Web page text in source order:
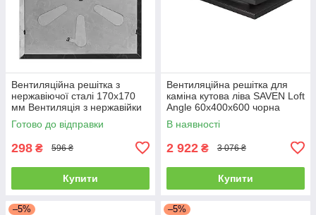
Вентиляційна решітка з
нержавіючої сталі 170x170
мм Вентиляція з нержавійки
для печі
Готово до відправки
298 ₴ 596 ₴
Купити
Вентиляційна решітка для
каміна кутова ліва SAVEN Loft
Angle 60х400х600 чорна
В наявності
2 922 ₴ 3 076 ₴
Купити
–5% –5%